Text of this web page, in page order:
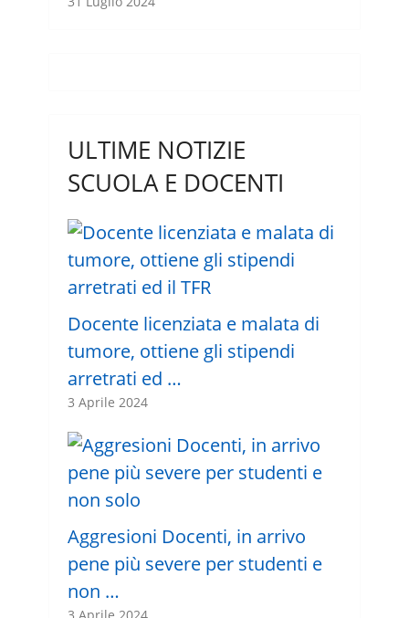
ULTIME NOTIZIE
SCUOLA E DOCENTI
Docente licenziata e malata di
tumore, ottiene gli stipendi
arretrati ed …
3 Aprile 2024
Aggresioni Docenti, in arrivo
pene più severe per studenti e
non …